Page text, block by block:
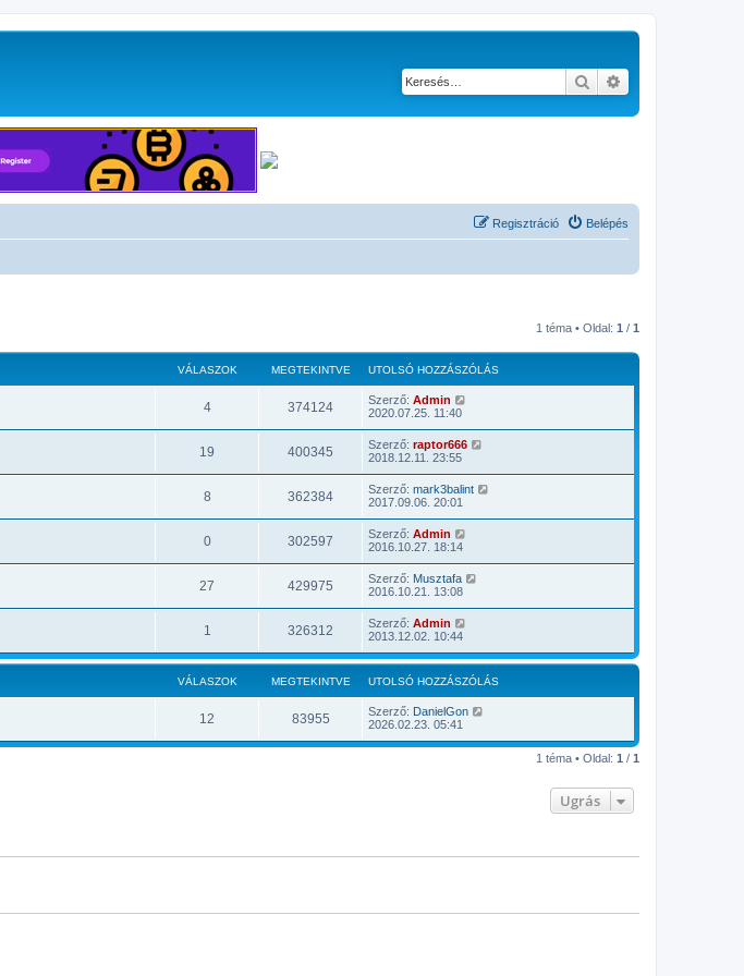
Keresés
Belépés
Regisztráció
1 téma • Oldal: 1 / 1
VÁLASZOK MEGTEKINTVE UTOLSÓ HOZZÁSZÓLÁS
4 374124 Szerző: Admin
2020.07.25. 11:40
19 400345 Szerző: raptor666
2018.12.11. 23:55
8 362384 Szerző: mark3balint
2017.09.06. 20:01
0 302597 Szerző: Admin
2016.10.27. 18:14
27 429975 Szerző: Musztafa
2016.10.21. 13:08
1 326312 Szerző: Admin
2013.12.02. 10:44
VÁLASZOK MEGTEKINTVE UTOLSÓ HOZZÁSZÓLÁS
12 83955 Szerző: DanielGon
2026.02.23. 05:41
1 téma • Oldal: 1 / 1
Ugrás